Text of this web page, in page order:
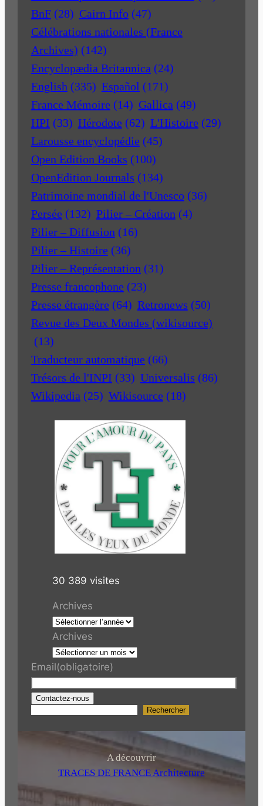
BnF (28) Cairn Info (47)
Célébrations nationales (France
Archives) (142)
Encyclopædia Britannica (24)
English (335) Español (171)
France Mémoire (14) Gallica (49)
HPI (33) Hérodote (62) L'Histoire (29)
Larousse encyclopédie (45)
Open Edition Books (100)
OpenEdition Journals (134)
Patrimoine mondial de l'Unesco (36)
Persée (132) Pilier – Création (4)
Pilier – Diffusion (16)
Pilier – Histoire (36)
Pilier – Représentation (31)
Presse francophone (23)
Presse étrangère (64) Retronews (50)
Revue des Deux Mondes (wikisource)
(13)
Traducteur automatique (66)
Trésors de l'INPI (33) Universalis (86)
Wikipedia (25) Wikisource (18)
30 389 visites
Archives
Archives
Email(obligatoire)
Contactez-nous
r
c
Rechercher
A découvrir
TRACES DE FRANCE Architecture